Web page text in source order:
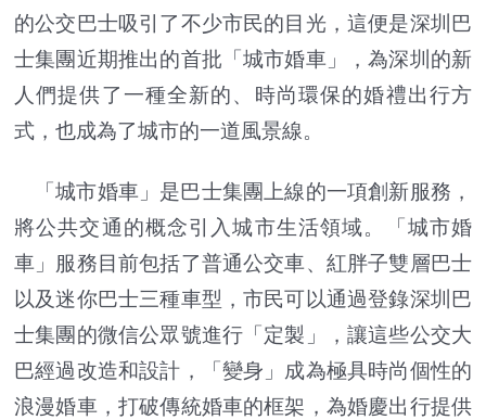
的公交巴士吸引了不少市民的目光，這便是深圳巴
士集團近期推出的首批「城市婚車」，為深圳的新
人們提供了一種全新的、時尚環保的婚禮出行方
式，也成為了城市的一道風景線。
「城市婚車」是巴士集團上線的一項創新服務，
將公共交通的概念引入城市生活領域。「城市婚
車」服務目前包括了普通公交車、紅胖子雙層巴士
以及迷你巴士三種車型，市民可以通過登錄深圳巴
士集團的微信公眾號進行「定製」，讓這些公交大
巴經過改造和設計，「變身」成為極具時尚個性的
浪漫婚車，打破傳統婚車的框架，為婚慶出行提供